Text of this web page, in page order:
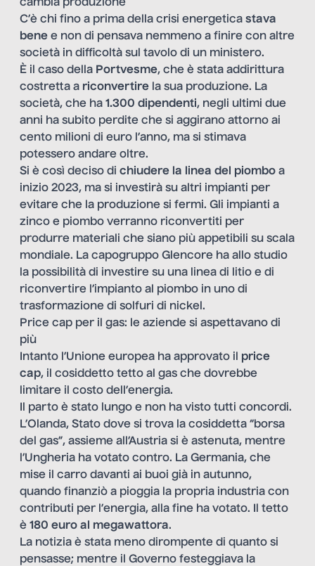
cambia produzione
C’è chi fino a prima della crisi energetica stava
bene e non di pensava nemmeno a finire con altre
società in difficoltà sul tavolo di un ministero.
È il caso della Portvesme, che è stata addirittura
costretta a riconvertire la sua produzione. La
società, che ha 1.300 dipendenti, negli ultimi due
anni ha subito perdite che si aggirano attorno ai
cento milioni di euro l’anno, ma si stimava
potessero andare oltre.
Si è così deciso di chiudere la linea del piombo a
inizio 2023, ma si investirà su altri impianti per
evitare che la produzione si fermi. Gli impianti a
zinco e piombo verranno riconvertiti per
produrre materiali che siano più appetibili su scala
mondiale. La capogruppo Glencore ha allo studio
la possibilità di investire su una linea di litio e di
riconvertire l’impianto al piombo in uno di
trasformazione di solfuri di nickel.
Price cap per il gas: le aziende si aspettavano di
più
Intanto l’Unione europea ha approvato il price
cap, il cosiddetto tetto al gas che dovrebbe
limitare il costo dell’energia.
Il parto è stato lungo e non ha visto tutti concordi.
L’Olanda, Stato dove si trova la cosiddetta “borsa
del gas”, assieme all’Austria si è astenuta, mentre
l’Ungheria ha votato contro. La Germania, che
mise il carro davanti ai buoi già in autunno,
quando finanziò a pioggia la propria industria con
contributi per l’energia, alla fine ha votato. Il tetto
è 180 euro al megawattora.
La notizia è stata meno dirompente di quanto si
pensasse; mentre il Governo festeggiava la